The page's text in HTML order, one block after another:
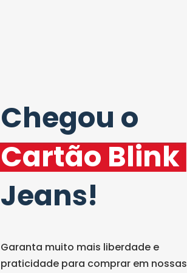
Chegou o
Cartão Blink
Jeans!
Garanta muito mais liberdade e
praticidade para comprar em nossas